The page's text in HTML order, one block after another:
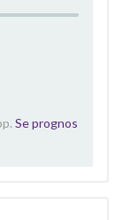
Se prognos